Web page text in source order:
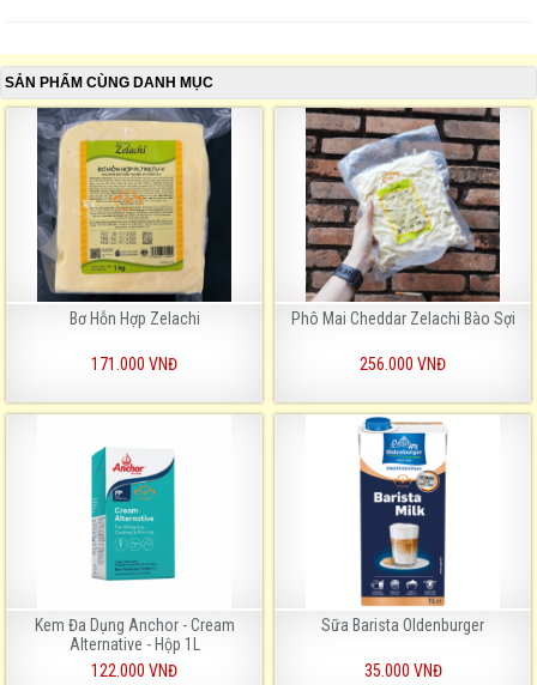
SẢN PHẨM CÙNG DANH MỤC
Bơ Hỗn Hợp Zelachi
171.000 VNĐ
Phô Mai Cheddar Zelachi Bào Sợi
256.000 VNĐ
Kem Đa Dụng Anchor - Cream
Alternative - Hộp 1L
122.000 VNĐ
Sữa Barista Oldenburger
35.000 VNĐ